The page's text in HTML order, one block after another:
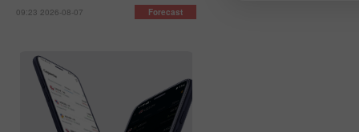
09:23 2026-08-07
Forecast